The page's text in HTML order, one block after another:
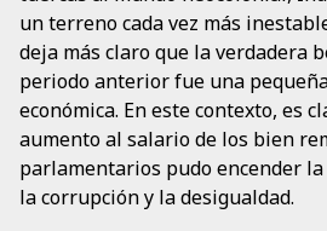
un terreno cada vez más
deja más claro que la verdadera
periodo anterior fue una
económica. En este contexto, es
aumento al salario de los bien
parlamentarios pudo encender
la corrupción y la desigualdad.